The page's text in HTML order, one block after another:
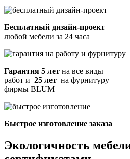
Бесплатный дизайн-проект
любой мебели за 24 часа
Гарантия 5 лет на все виды
работ и 25 лет на фурнитуру
фирмы BLUM
Быстрое изготовление заказа
Экологичность